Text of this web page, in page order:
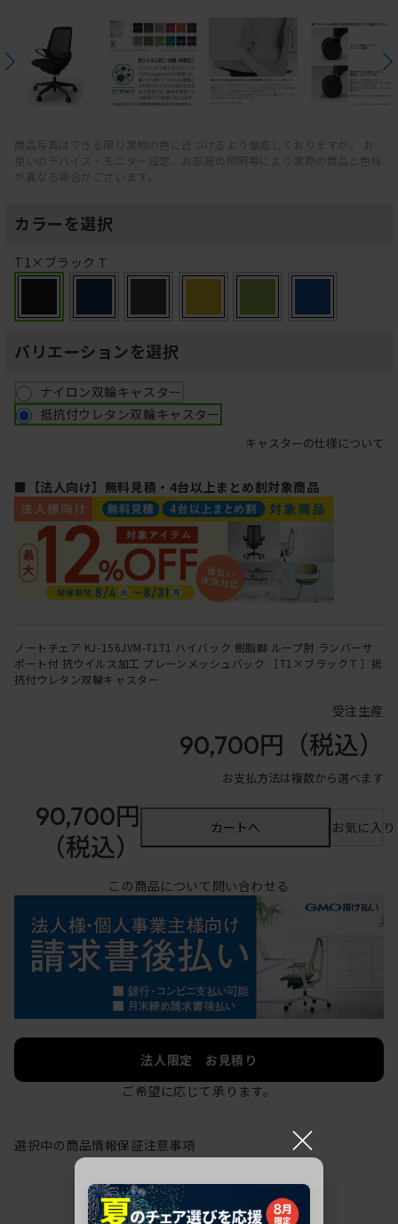
商品写真はできる限り実物の色に近づけるよう徹底しておりますが、 お
使いのデバイス・モニター設定、お部屋の照明等により実際の商品と色味
が異なる場合がございます。
カラーを選択
T1×ブラックＴ
バリエーションを選択
ナイロン双輪キャスター
抵抗付ウレタン双輪キャスター
キャスターの仕様について
■【法人向け】無料見積・4台以上まとめ割対象商品
ノートチェア KJ-156JVM-T1T1 ハイバック 樹脂脚 ループ肘 ランバーサ
ポート付 抗ウイルス加工 プレーンメッシュバック ［T1×ブラックＴ］抵
抗付ウレタン双輪キャスター
受注生産
90,700円 （税込）
お支払方法は複数から選べます
90,700円
（税込）
カートへ お気に入
この商品について問い合わせる
法人限定 お見積り
ご希望に応じて承ります。
選択中の商品情報保証注意事項 ×